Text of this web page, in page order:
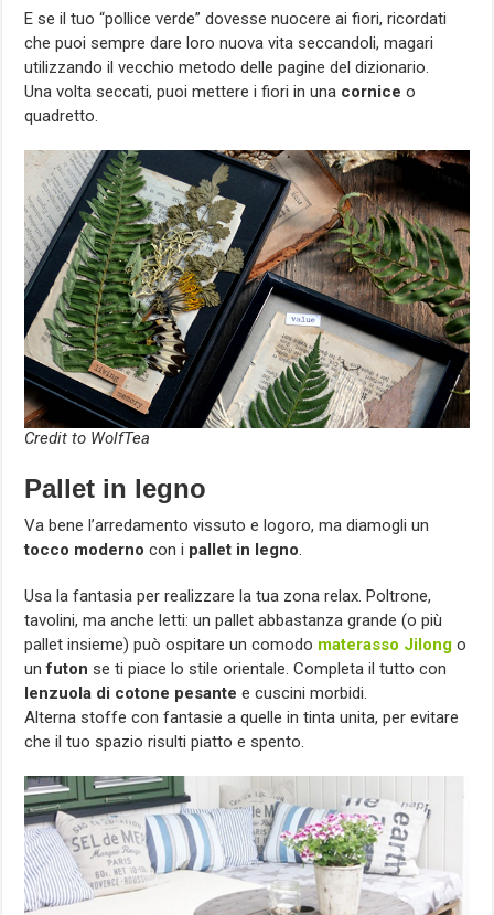
E se il tuo “pollice verde” dovesse nuocere ai fiori, ricordati
che puoi sempre dare loro nuova vita seccandoli, magari
utilizzando il vecchio metodo delle pagine del dizionario.
Una volta seccati, puoi mettere i fiori in una cornice o
quadretto.
Credit to WolfTea
Pallet in legno
Va bene l’arredamento vissuto e logoro, ma diamogli un
tocco moderno con i pallet in legno.
Usa la fantasia per realizzare la tua zona relax. Poltrone,
tavolini, ma anche letti: un pallet abbastanza grande (o più
pallet insieme) può ospitare un comodo materasso Jilong o
unfuton se ti piace lo stile orientale. Completa il tutto con
lenzuola di cotone pesante e cuscini morbidi.
Alterna stoffe con fantasie a quelle in tinta unita, per evitare
che il tuo spazio risulti piatto e spento.